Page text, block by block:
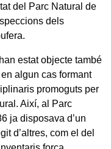
del Parc Natural de
dels
estat objecte també
algun cas formant
promoguts per
Així, al Parc
ja disposava d’un
d’altres, com el del